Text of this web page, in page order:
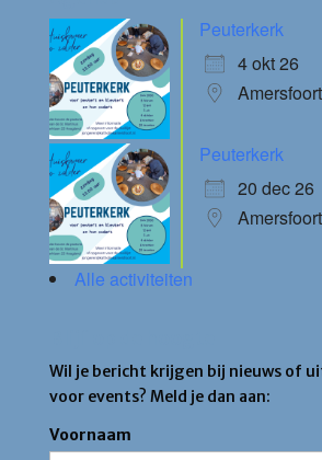
Peuterkerk
4 okt 26
Amersfoort
Peuterkerk
20 dec 26
Amersfoort
Alle activiteiten
Wil je bericht krijgen bij nieuws of
voor events? Meld je dan aan:
Voornaam